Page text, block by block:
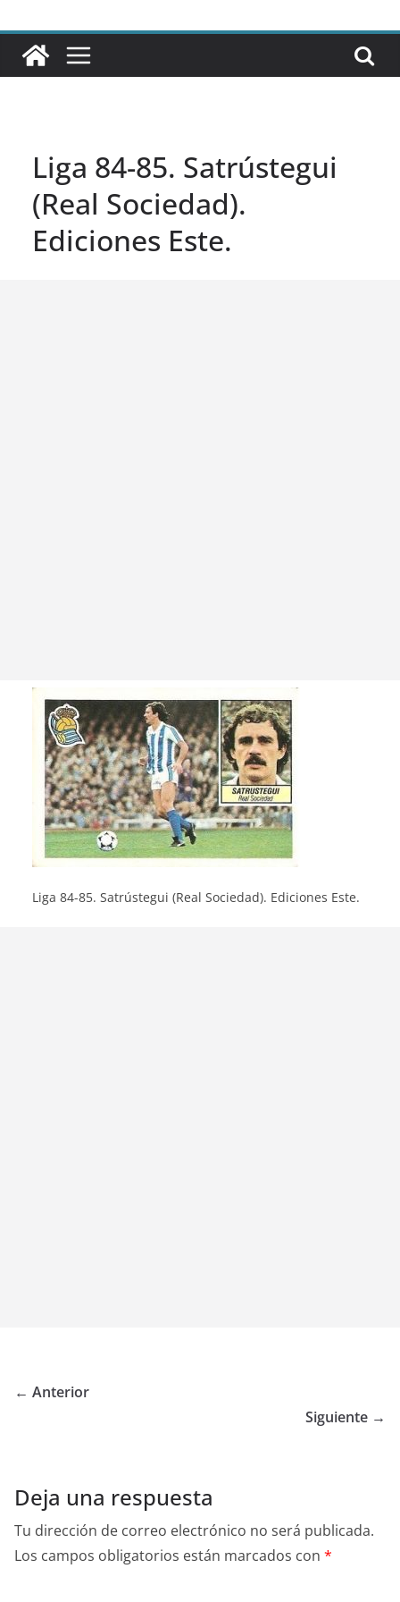
Liga 84-85. Satrústegui
(Real Sociedad).
Ediciones Este.
Liga 84-85. Satrústegui (Real Sociedad). Ediciones Este.
← Anterior
Siguiente →
Deja una respuesta
Tu dirección de correo electrónico no será publicada.
Los campos obligatorios están marcados con *